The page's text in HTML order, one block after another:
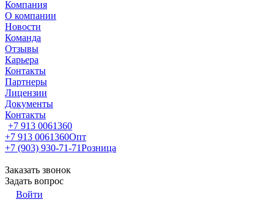
Компания
О компании
Новости
Команда
Отзывы
Карьера
Контакты
Партнеры
Лицензии
Документы
Контакты
+7 913 0061360
+7 913 0061360Опт
+7 (903) 930-71-71Розница
Заказать звонок
Задать вопрос
Войти